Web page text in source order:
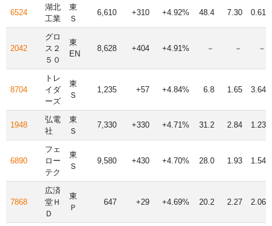
6524
湖北
工業
東
Ｓ
6,610 +310 +4.92% 48.4 7.30 0.61
2042
グロ
ス２
５０
東
EN
8,628 +404 +4.91% － － －
8704
トレ
イダ
ーズ
東
Ｓ
1,235 +57 +4.84% 6.8 1.65 3.64
1948
弘電
社
東
Ｓ
7,330 +330 +4.71% 31.2 2.84 1.23
6890
フェ
ロー
テク
東
Ｓ
9,580 +430 +4.70% 28.0 1.93 1.54
7868
広済
堂Ｈ
Ｄ
東
Ｐ
647 +29 +4.69% 20.2 2.27 2.06